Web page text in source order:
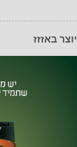
יוצר באזזז